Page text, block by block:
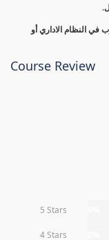
النظام الاداري أو
Course Review
5 Stars
4 Stars